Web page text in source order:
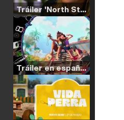
Tráiler 'North Star' (2023)
Tráiler en español de 'La isla olvidada'